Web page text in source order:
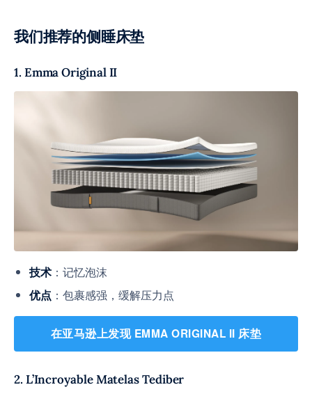
我们推荐的侧睡床垫
1. Emma Original II
技术 ：记忆泡沫
优点 ：包裹感强，缓解压力点
在亚马逊上发现 EMMA ORIGINAL II 床垫
2. L’Incroyable Matelas Tediber